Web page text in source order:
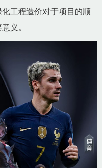
工程造价对于项目的顺
义。